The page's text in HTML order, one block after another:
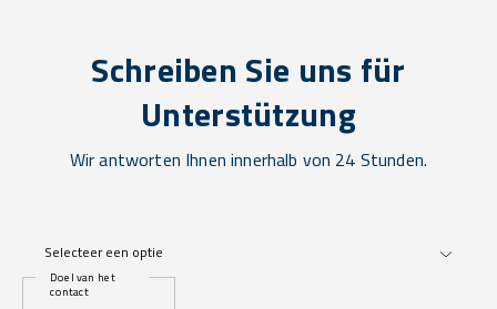
Schreiben Sie uns für
Unterstützung
Wir antworten Ihnen innerhalb von 24 Stunden.
Doel van het
contact